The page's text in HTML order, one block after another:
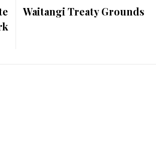
Waitangi Treaty Grounds